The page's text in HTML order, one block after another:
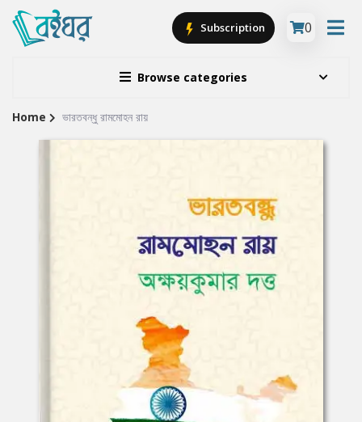
Browse categories
Subscription 0
Site
Home ভারতবন্ধু রামমােহন রায়